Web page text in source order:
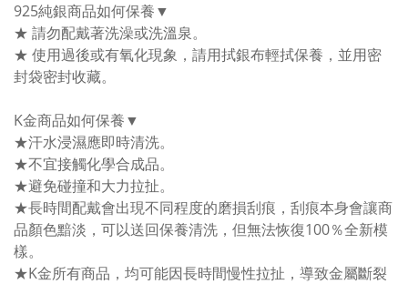
925純銀商品如何保養▼
★ 請勿配戴著洗澡或洗溫泉。
★ 使用過後或有氧化現象，請用拭銀布輕拭保養，並用密
封袋密封收藏。
K金商品如何保養▼
★汗水浸濕應即時清洗。
★不宜接觸化學合成品。
★避免碰撞和大力拉扯。
★長時間配戴會出現不同程度的磨損刮痕，刮痕本身會讓商
品顏色黯淡，可以送回保養清洗，但無法恢復100％全新模
樣。
★K金所有商品，均可能因長時間慢性拉扯，導致金屬斷裂